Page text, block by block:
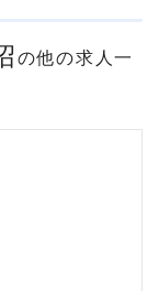
の他の求人一